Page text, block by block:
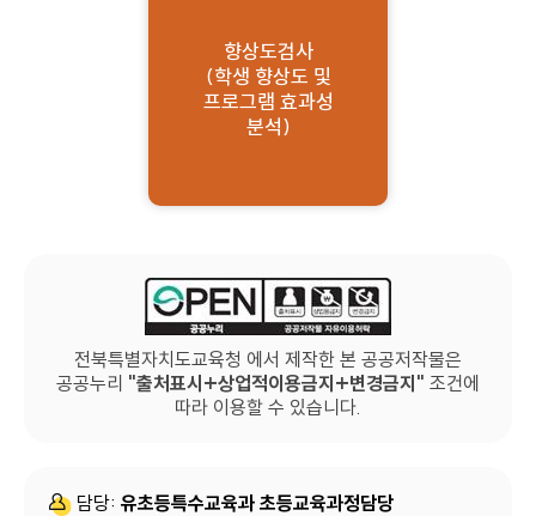
향상도검사
(학생 향상도 및
프로그램 효과성
분석)
전북특별자치도교육청 에서 제작한 본 공공저작물은
공공누리
출처표시+상업적이용금지+변경금지
조건에
따라 이용할 수 있습니다.
담당: 유초등특수교육과 초등교육과정담당